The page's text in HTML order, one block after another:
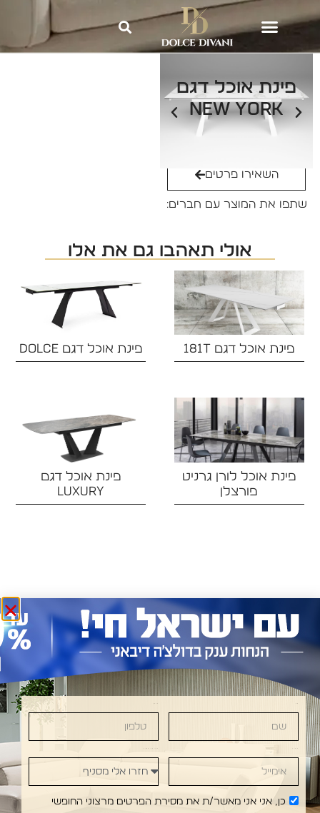
פינת אוכל דגם
NEW YORK‏
השאירו פרטים
שתפו את המוצר עם חברים:
אולי תאהבו גם את אלו
פינת אוכל דגם 181T פינת אוכל דגם DOLCE
פינת אוכל לורן גרניט
פורצלן
פינת אוכל דגם
LUXURY
DIVANI • DOLCE DIVANI • DOLCE
כן, אני אני מאשר/ת את מסירת הפרטים מרצוני החופשי